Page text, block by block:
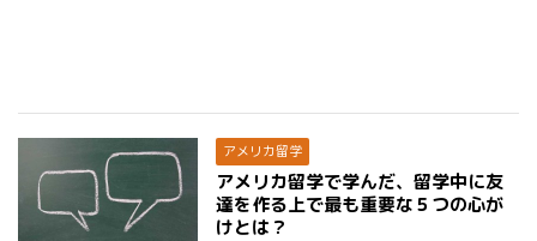
アメリカ留学
アメリカ留学で学んだ、留学中に友
達を作る上で最も重要な５つの心が
けとは？